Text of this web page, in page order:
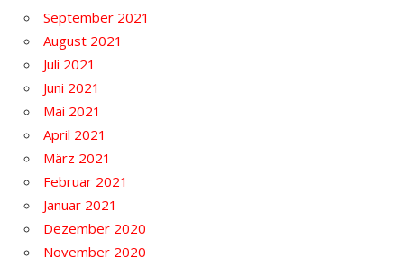
September 2021
August 2021
Juli 2021
Juni 2021
Mai 2021
April 2021
März 2021
Februar 2021
Januar 2021
Dezember 2020
November 2020